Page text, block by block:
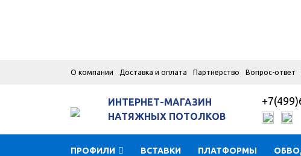
О компании Доставка и оплата Партнерство Вопрос-ответ
ИНТЕРНЕТ-МАГАЗИН
НАТЯЖНЫХ ПОТОЛКОВ
ПРОФИЛИ ВСТАВКИ ПЛАТФОРМЫ